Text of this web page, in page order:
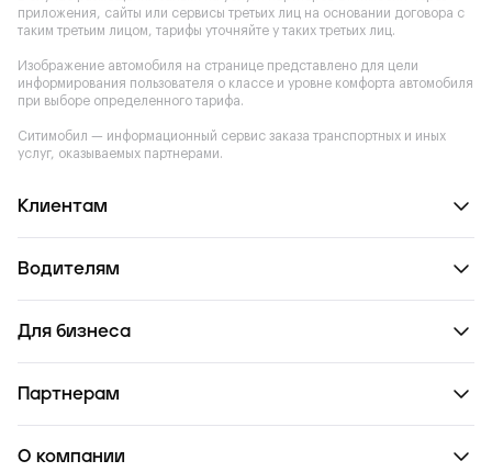
приложения, сайты или сервисы третьих лиц на основании договора с
таким третьим лицом, тарифы уточняйте у таких третьих лиц.
Изображение автомобиля на странице представлено для цели
информирования пользователя о классе и уровне комфорта автомобиля
при выборе определенного тарифа.
Ситимобил — информационный сервис заказа транспортных и иных
услуг, оказываемых партнерами.
Клиентам
Водителям
Для бизнеса
Партнерам
О компании